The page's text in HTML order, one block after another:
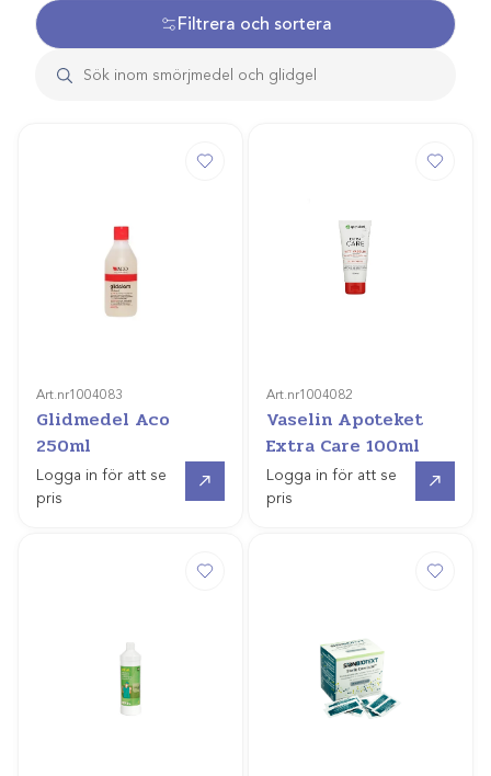
Filtrera och sortera
Art.nr1004083
Glidmedel Aco
250ml
Logga in för att se
pris
Art.nr1004082
Vaselin Apoteket
Extra Care 100ml
Logga in för att se
pris